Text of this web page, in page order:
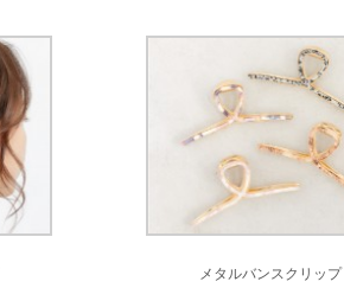
メタルバンスクリップ